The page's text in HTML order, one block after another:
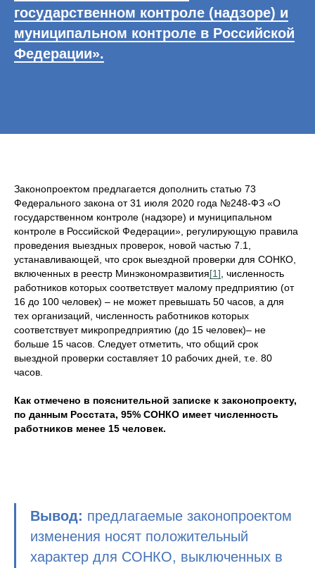
государственном контроле (надзоре) и
муниципальном контроле в Российской
Федерации».
Законопроектом предлагается дополнить статью 73
Федерального закона от 31 июля 2020 года №248-ФЗ «О
государственном контроле (надзоре) и муниципальном
контроле в Российской Федерации», регулирующую правила
проведения выездных проверок, новой частью 7.1,
устанавливающей, что срок выездной проверки для СОНКО,
включенных в реестр Минэкономразвития[1] , численность
работников которых соответствует малому предприятию (от
16 до 100 человек) – не может превышать 50 часов, а для
тех организаций, численность работников которых
соответствует микропредприятию (до 15 человек)– не
больше 15 часов. Следует отметить, что общий срок
выездной проверки составляет 10 рабочих дней, т.е. 80
часов.
Как отмечено в пояснительной записке к законопроекту,
по данным Росстата, 95% СОНКО имеет численность
работников менее 15 человек.
Вывод: предлагаемые законопроектом
изменения носят положительный
характер для СОНКО, выключенных в